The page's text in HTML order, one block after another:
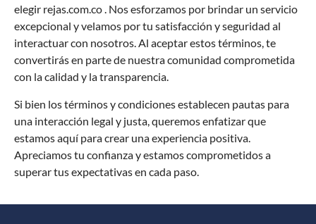
elegir rejas.com.co. Nos esforzamos por brindar un servicio
excepcional y velamos por tu satisfacción y seguridad al
interactuar con nosotros. Al aceptar estos términos, te
convertirás en parte de nuestra comunidad comprometida
con la calidad y la transparencia.
Si bien los términos y condiciones establecen pautas para
una interacción legal y justa, queremos enfatizar que
estamos aquí para crear una experiencia positiva.
Apreciamos tu confianza y estamos comprometidos a
superar tus expectativas en cada paso.